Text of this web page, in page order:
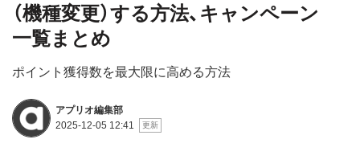
（機種変更）する方法、キャンペーン
一覧まとめ
ポイント獲得数を最大限に高める方法
アプリオ編集部
2025-12-05 12:41